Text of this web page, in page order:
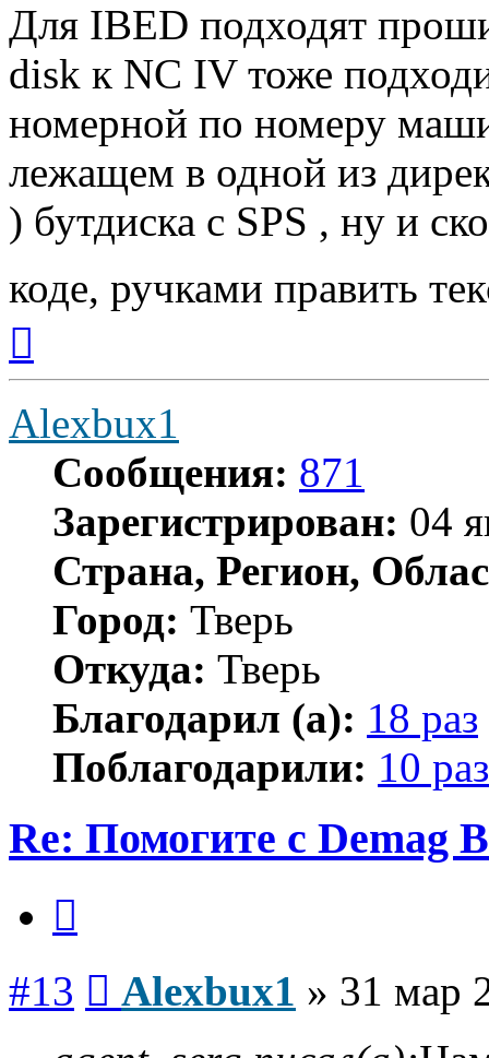
Для IBED подходят
disk к NC IV тоже
номерной по номеру
лежащем в одной из
) бутдиска с SPS , ну и
коде, ручками править
началу
Alexbux1
Сообщения: 871
Зарегистрирован: 04
Страна, Регион,
Город: Тверь
Откуда: Тверь
Благодарил (а): 18 раз
Поблагодарили: 10 раз
Re: Помогите с Demag
#13 Alexbux1 » 31 мар